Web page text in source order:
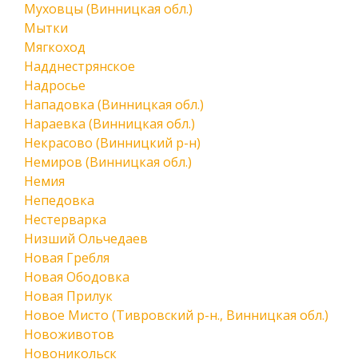
Муховцы (Винницкая обл.)
Мытки
Мягкоход
Надднестрянское
Надросье
Нападовка (Винницкая обл.)
Нараевка (Винницкая обл.)
Некрасово (Винницкий р-н)
Немиров (Винницкая обл.)
Немия
Непедовка
Нестерварка
Низший Ольчедаев
Новая Гребля
Новая Ободовка
Новая Прилук
Новое Мисто (Тивровский р-н., Винницкая обл.)
Новоживотов
Новоникольск